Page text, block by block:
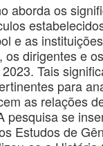
aborda os
e as
dirigentes e
Tais
para
as relações
pesquisa se
Estudos de